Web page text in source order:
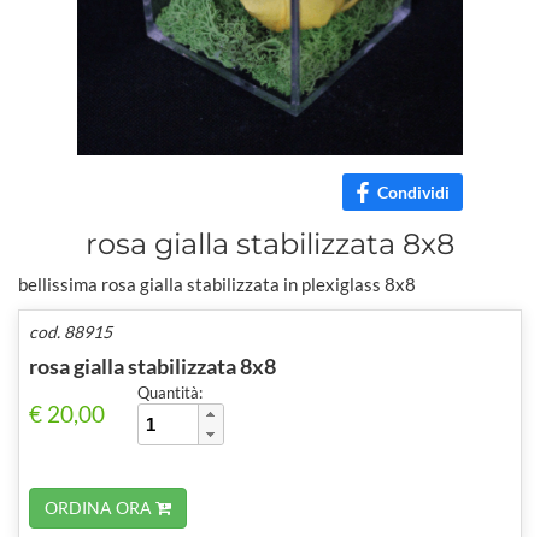
Condividi
rosa gialla stabilizzata 8x8
bellissima rosa gialla stabilizzata in plexiglass 8x8
cod. 88915
rosa gialla stabilizzata 8x8
€ 20,00
Quantità:
ORDINA ORA